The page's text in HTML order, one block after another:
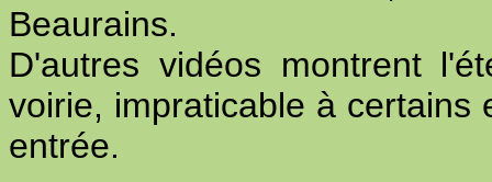
Beaurains.
D'autres vidéos montrent
voirie, impraticable à certains
entrée.